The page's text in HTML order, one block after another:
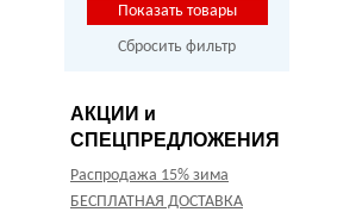
Сбросить фильтр
АКЦИИ и
СПЕЦПРЕДЛОЖЕНИЯ
Распродажа 15% зима
БЕСПЛАТНАЯ ДОСТАВКА